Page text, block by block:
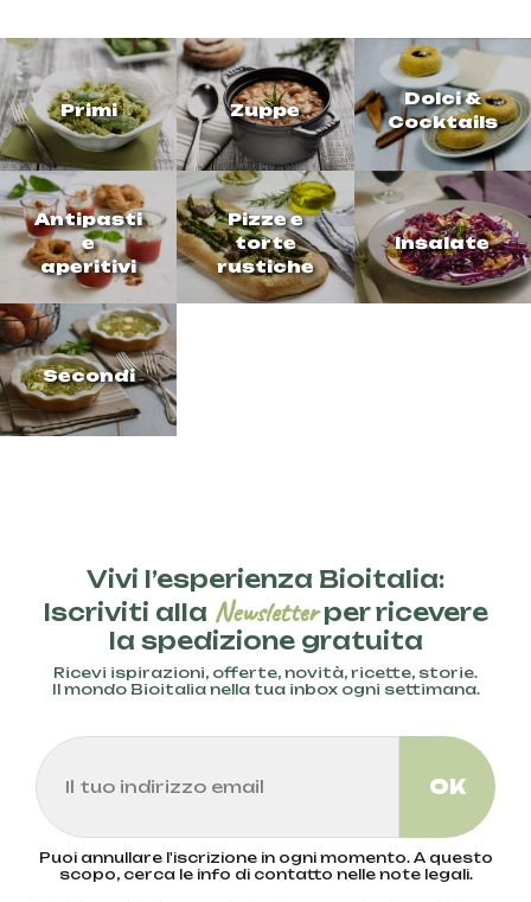
Primi Zuppe
Dolci &
Cocktails
Antipasti
e
aperitivi
Pizze e
torte
rustiche
Insalate
Secondi
Vivi l’esperienza Bioitalia:
Iscriviti alla Newsletterper ricevere
la spedizione gratuita
Ricevi ispirazioni, offerte, novità, ricette, storie.
Il mondo Bioitalia nella tua inbox ogni settimana.
Puoi annullare l'iscrizione in ogni momento. A questo
scopo, cerca le info di contatto nelle note legali.